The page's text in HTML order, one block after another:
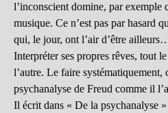
l’inconscient domine, par exemple
musique. Ce n’est pas par hasard
qui, le jour, ont l’air d’être
Interpréter ses propres rêves, tout
l’autre. Le faire systématiquement,
psychanalyse de Freud comme il
Il écrit dans « De la psychanalyse